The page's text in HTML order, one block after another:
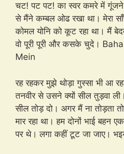
चट! पट पट! का स्वर कमरे में
से मैंने कम्बल ओढ रखा था। मेरा
कोमल योनि को कूट रहा था। मैं
वो पूरी पूरी और कसके चुदे।
Mein
रह रहकर मुझे थोड़ा गुस्सा भी आ
तनवीर से उसने क्यों सील तुड़वा
सील तोड़ दो। अगर मैं ना तोड़ता
मार रहा था। हम दोनों भाई बहन
पर थे। लगा कहीं टूट जा जाए।